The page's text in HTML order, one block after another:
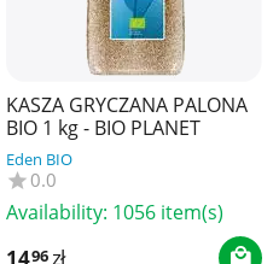
KASZA GRYCZANA PALONA
BIO 1 kg - BIO PLANET
Eden BIO
0.0
Availability: 1056 item(s)
1496zł